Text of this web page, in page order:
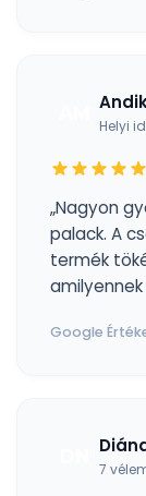
Helyi
„Nagyon
palack. A
termék
Google
7